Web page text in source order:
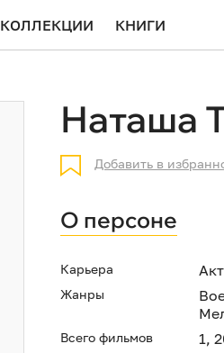
КОЛЛЕКЦИИ КНИГИ
Наташа
Добавить в
О персоне
Карьера
Жанры
Всего фильмов 1,